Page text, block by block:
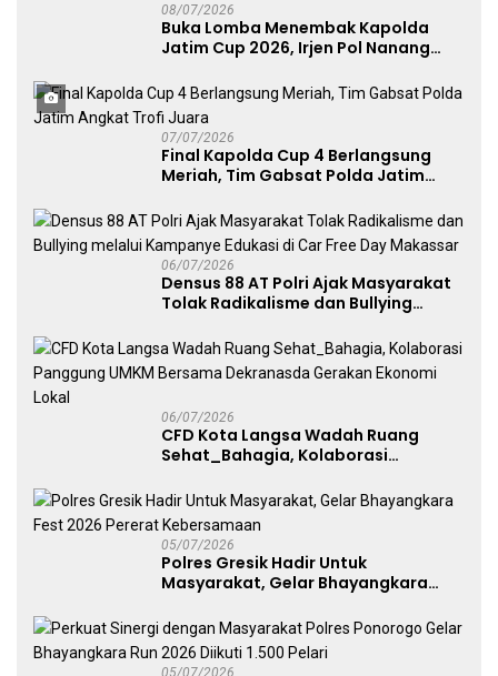
08/07/2026
Buka Lomba Menembak Kapolda
Jatim Cup 2026, Irjen Pol Nanang
Penggunaan Senjata Api
07/07/2026
Final Kapolda Cup 4 Berlangsung
Meriah, Tim Gabsat Polda Jatim
06/07/2026
Densus 88 AT Polri Ajak Masyarakat
Tolak Radikalisme dan Bullying
Free Day Makassar
06/07/2026
CFD Kota Langsa Wadah Ruang
Sehat_Bahagia, Kolaborasi
Dekranasda Gerakan Ekonomi Lokal
05/07/2026
Polres Gresik Hadir Untuk
Masyarakat, Gelar Bhayangkara
05/07/2026